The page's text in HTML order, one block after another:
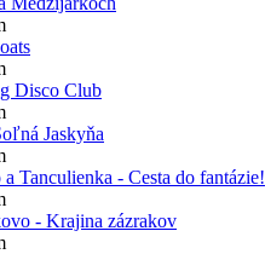
Disco Club
Jaskyňa
a Tanculienka - Cesta do fantázie!
- Krajina zázrakov